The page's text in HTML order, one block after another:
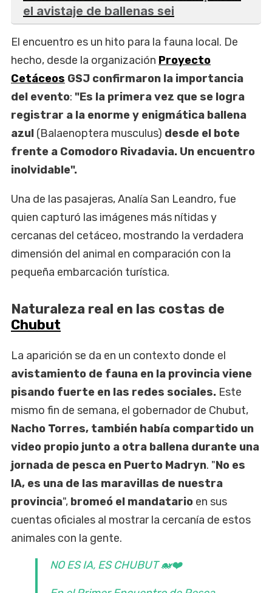
el avistaje de ballenas sei
El encuentro es un hito para la fauna local. De
hecho, desde la organización Proyecto
Cetáceos GSJ confirmaron la importancia
del evento: "Es la primera vez que se logra
registrar a la enorme y enigmática ballena
azul (Balaenoptera musculus) desde el bote
frente a Comodoro Rivadavia. Un encuentro
inolvidable".
Una de las pasajeras, Analía San Leandro, fue
quien capturó las imágenes más nítidas y
cercanas del cetáceo, mostrando la verdadera
dimensión del animal en comparación con la
pequeña embarcación turística.
Naturaleza real en las costas de
Chubut
La aparición se da en un contexto donde el
avistamiento de fauna en la provincia viene
pisando fuerte en las redes sociales. Este
mismo fin de semana, el gobernador de Chubut,
Nacho Torres, también había compartido un
video propio junto a otra ballena durante una
jornada de pesca en Puerto Madryn. "No es
IA, es una de las maravillas de nuestra
provincia", bromeó el mandatario en sus
cuentas oficiales al mostrar la cercanía de estos
animales con la gente.
NO ES IA, ES CHUBUT 🐋❤️